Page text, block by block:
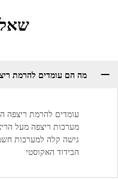
מה הם עומדים להרמת
עומדים להרמת ריצפה
מערכות ריצפה מעל
גישה קלה למערכות
הבידוד האקוסטי